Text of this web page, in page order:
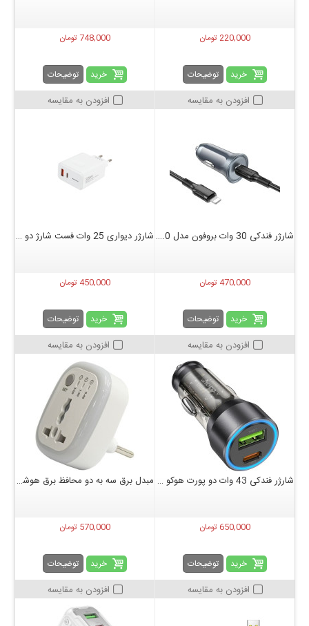
220,000 تومان
خرید توضیحات
افزودن به مقایسه
748,000 تومان
خرید توضیحات
افزودن به مقایسه
شارژر فندکی 30 وات بروفون مدل BZ26 PD+QC3.0
470,000 تومان
خرید توضیحات
افزودن به مقایسه
شارژر دیواری 25 وات فست شارژ دو پورت ترانیو مدل T-EU6
450,000 تومان
خرید توضیحات
افزودن به مقایسه
شارژر فندکی 43 وات دو پورت هوکو مدل hoco NZ12A
650,000 تومان
خرید توضیحات
افزودن به مقایسه
مبدل برق سه به دو محافظ برق هوشمند تایمردار تسکو مدل TPS 510
570,000 تومان
خرید توضیحات
افزودن به مقایسه